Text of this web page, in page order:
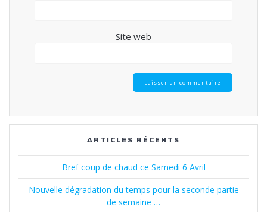
Site web
ARTICLES RÉCENTS
Bref coup de chaud ce Samedi 6 Avril
Nouvelle dégradation du temps pour la seconde partie
de semaine …